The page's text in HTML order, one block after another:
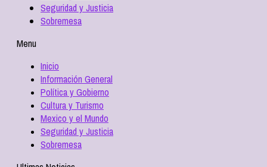
Seguridad y Justicia
Sobremesa
Menu
Inicio
Información General
Política y Gobierno
Cultura y Turismo
Mexico y el Mundo
Seguridad y Justicia
Sobremesa